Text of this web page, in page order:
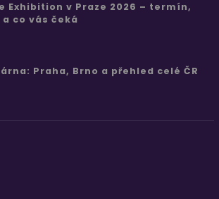
Exhibition v Praze 2026 – termín,
co vás čeká
Praha, Brno a přehled celé ČR